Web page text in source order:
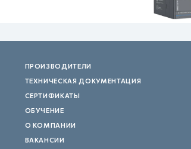
ПРОИЗВОДИТЕЛИ
ТЕХНИЧЕСКАЯ ДОКУМЕНТАЦИЯ
СЕРТИФИКАТЫ
ОБУЧЕНИЕ
О КОМПАНИИ
ВАКАНСИИ